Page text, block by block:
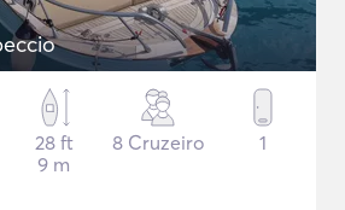
28 ft
9 m
8 Cruzeiro 1